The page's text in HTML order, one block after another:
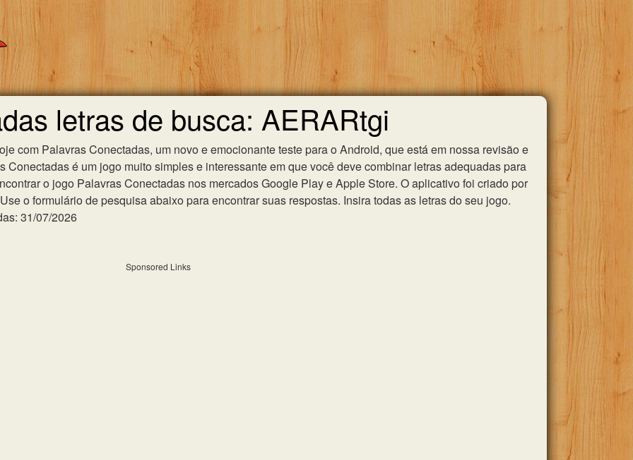
letras de busca: AERARtgi
com Palavras Conectadas, um novo e emocionante teste para o Android, que está em nossa revisão e
Conectadas é um jogo muito simples e interessante em que você deve combinar letras adequadas para
o jogo Palavras Conectadas nos mercados Google Play e Apple Store. O aplicativo foi criado por
o formulário de pesquisa abaixo para encontrar suas respostas. Insira todas as letras do seu jogo.
31/07/2026
Sponsored Links